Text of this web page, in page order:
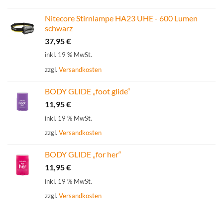
Nitecore Stirnlampe HA23 UHE - 600 Lumen
schwarz
37,95€
inkl. 19 % MwSt.
zzgl. Versandkosten
BODY GLIDE „foot glide“
11,95€
inkl. 19 % MwSt.
zzgl. Versandkosten
BODY GLIDE „for her“
11,95€
inkl. 19 % MwSt.
zzgl. Versandkosten